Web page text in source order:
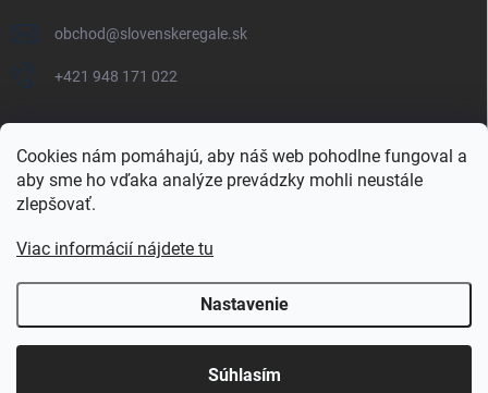
Cookies nám pomáhajú, aby náš web pohodlne fungoval a
aby sme ho vďaka analýze prevádzky mohli neustále
zlepšovať.
Viac informácií nájdete tu
Nastavenie
Súhlasím
obchod@slovenskeregale.sk
+421 948 171 022
Najnakup.sk Heureka.sk Pricemania.sk
slovenskéregále.sk